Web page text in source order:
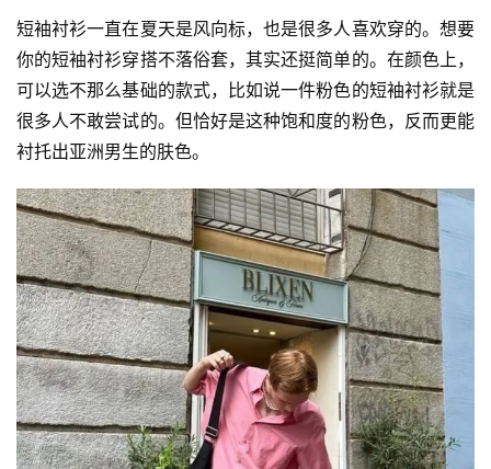
短袖衬衫一直在夏天是风向标，也是很多人喜欢穿的。想要
你的短袖衬衫穿搭不落俗套，其实还挺简单的。在颜色上，
可以选不那么基础的款式，比如说一件粉色的短袖衬衫就是
很多人不敢尝试的。但恰好是这种饱和度的粉色，反而更能
衬托出亚洲男生的肤色。